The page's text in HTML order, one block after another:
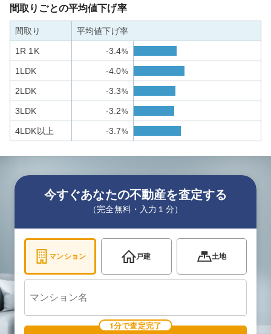
間取りごとの平均値下げ率
間取り 平均値下げ率
1R 1K -3.4%
1LDK -4.0%
2LDK -3.3%
3LDK -3.2%
4LDK以上 -3.7%
今すぐあなたの不動産を査定する
（完全無料・入力１分）
マンション 戸建 土地
1分で査定完了